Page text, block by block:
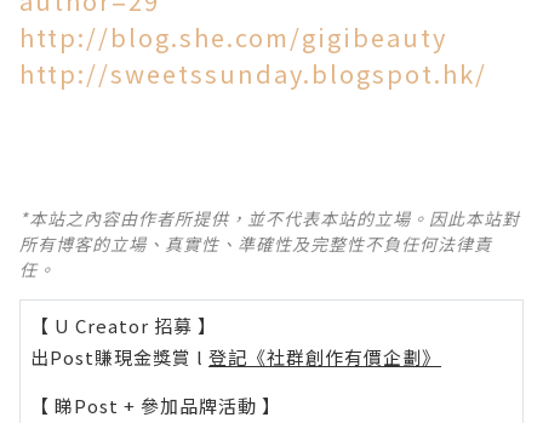
http://blog.she.com/gigibeauty
http://sweetssunday.blogspot.hk/
*本站之內容由作者所提供，並不代表本站的立場。因此本站對
所有博客的立場、真實性、準確性及完整性不負任何法律責
任。
【 U Creator 招募 】
出Post賺現金獎賞 l 登記《社群創作有價企劃》
【 睇Post + 參加品牌活動 】